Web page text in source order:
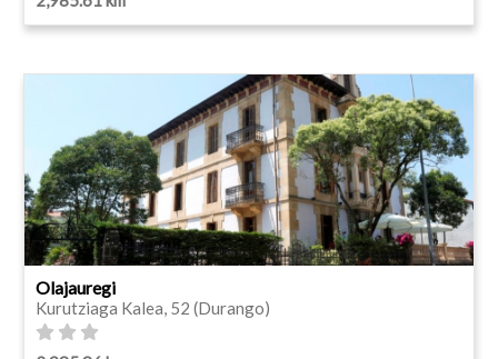
Olajauregi
Kurutziaga Kalea, 52 (Durango)